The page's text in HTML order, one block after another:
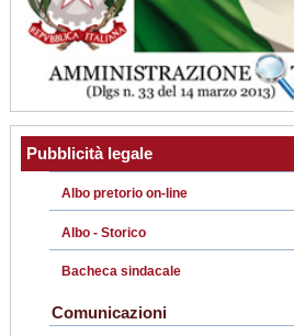
Pubblicità legale
Albo pretorio on-line
Albo - Storico
Bacheca sindacale
Comunicazioni